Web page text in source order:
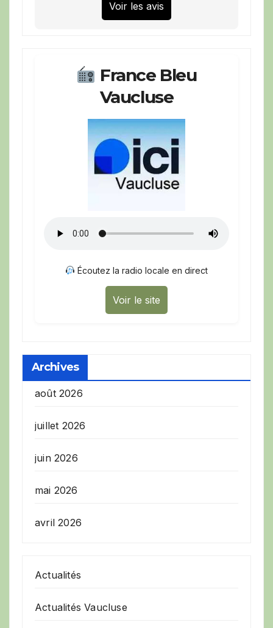
Voir les avis
France Bleu
Vaucluse
Écoutez la radio locale en direct
Voir le site
Archives
août 2026
juillet 2026
juin 2026
mai 2026
avril 2026
Actualités
Actualités Vaucluse